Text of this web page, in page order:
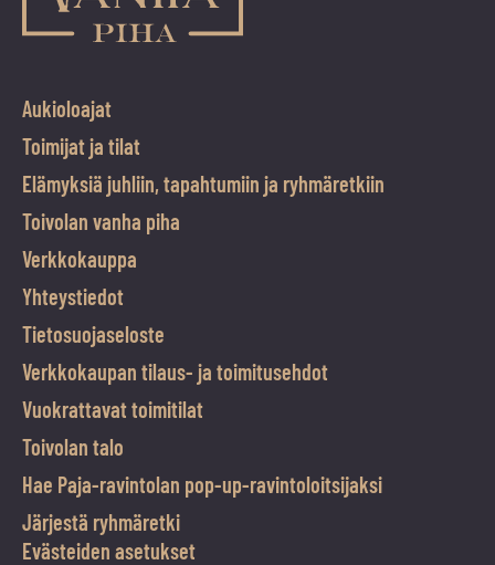
Aukioloajat
Toimijat ja tilat
Elämyksiä juhliin, tapahtumiin ja ryhmäretkiin
Toivolan vanha piha
Verkkokauppa
Yhteystiedot
Tietosuojaseloste
Verkkokaupan tilaus- ja toimitusehdot
Vuokrattavat toimitilat
Toivolan talo
Hae Paja-ravintolan pop-up-ravintoloitsijaksi
Järjestä ryhmäretki
Evästeiden asetukset